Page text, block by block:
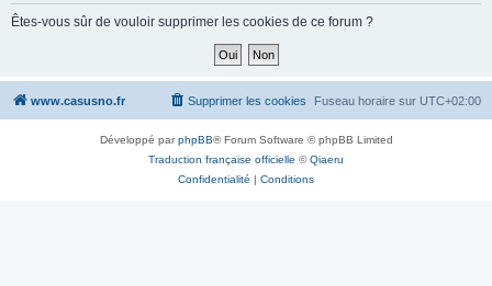
Êtes-vous sûr de vouloir supprimer les cookies de ce forum ?
www.casusno.fr Fuseau horaire sur UTC+02:00
Supprimer les cookies
Développé parphpBB® Forum Software © phpBB Limited
Traduction française officielle ©Qiaeru
Confidentialité | Conditions